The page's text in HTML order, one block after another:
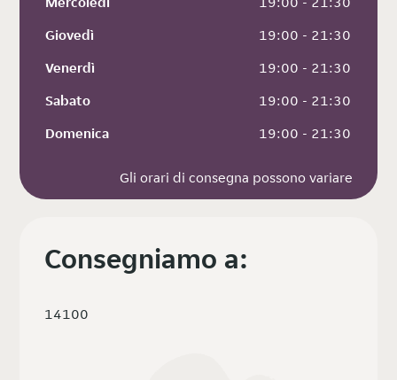
Giovedì
19:00 - 21:30
Venerdì
19:00 - 21:30
Sabato
19:00 - 21:30
Domenica
19:00 - 21:30
Gli orari di consegna possono variare
Consegniamo a:
14100